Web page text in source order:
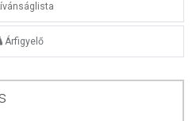
Árfigyelő